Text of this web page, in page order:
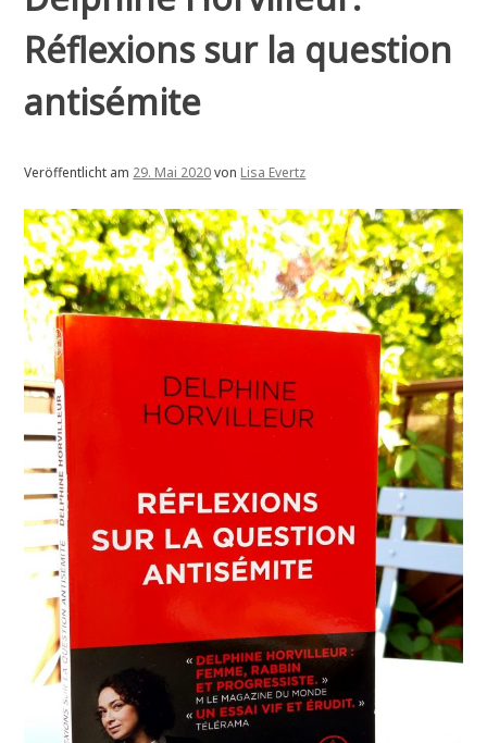
Réflexions sur la question
antisémite
Veröffentlicht am 29. Mai 2020von Lisa Evertz